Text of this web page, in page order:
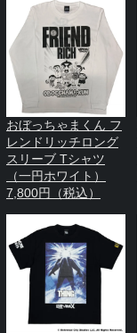
おぼっちゃまくん フ
レンドリッチロング
スリーブ Tシャツ
（一円ホワイト）
7,800円（税込）